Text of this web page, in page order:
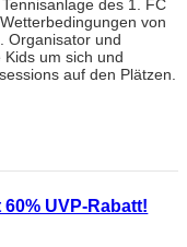
des 1. FC
von
Organisator und
um sich und
auf den Plätzen.
UVP-Rabatt!